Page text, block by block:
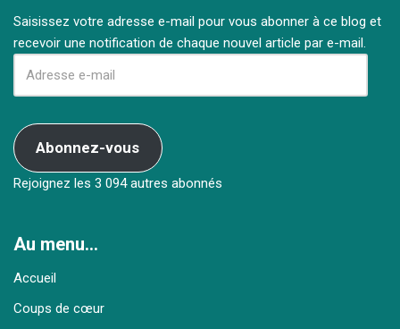
Saisissez votre adresse e-mail pour vous abonner à ce blog et
recevoir une notification de chaque nouvel article par e-mail.
Abonnez-vous
Rejoignez les 3 094 autres abonnés
Au menu…
Accueil
Coups de cœur